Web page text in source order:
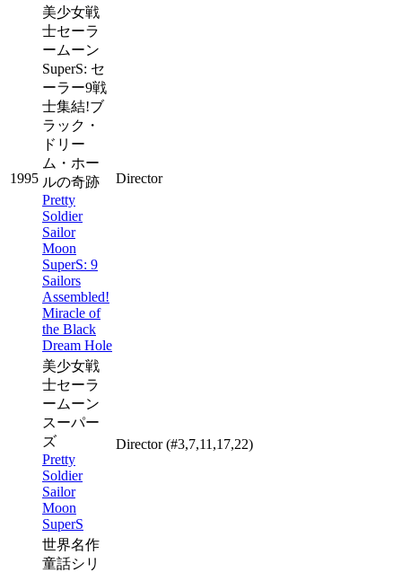
1995
美少女戦
士セーラ
ームーン
SuperS: セ
ーラー9戦
士集結!ブ
ラック・
ドリー
ム・ホー
ルの奇跡
Pretty
Soldier
Sailor
Moon
SuperS: 9
Sailors
Assembled!
Miracle of
the Black
Dream Hole
Director
美少女戦
士セーラ
ームーン
スーパー
ズ
Pretty
Soldier
Sailor
Moon
SuperS
Director(#3,7,11,17,22)
世界名作
童話シリ